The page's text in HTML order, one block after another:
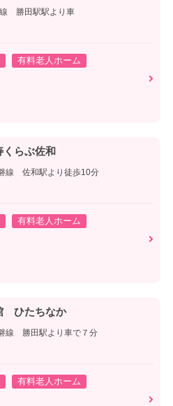
勝田駅駅より車
有料老人ホーム
くらぶ佐和
線 佐和駅より徒歩10分
有料老人ホーム
ひたちなか
線 勝田駅より車で７分
有料老人ホーム